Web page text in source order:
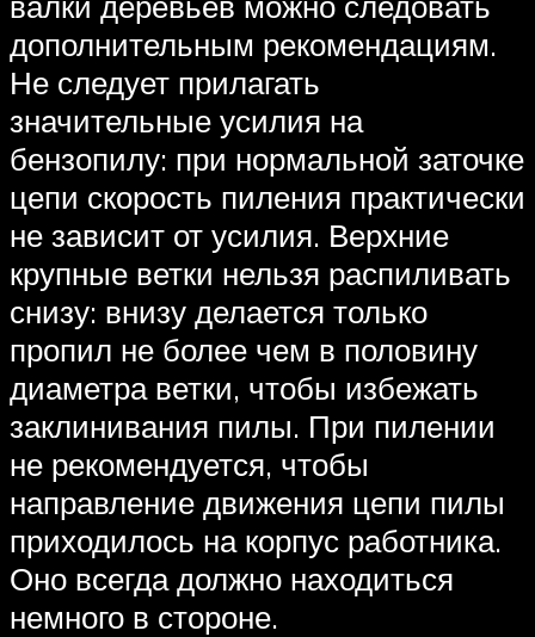
дополнительным рекомендациям.
Не следует прилагать
значительные усилия на
бензопилу: при нормальной заточке
цепи скорость пиления практически
не зависит от усилия. Верхние
крупные ветки нельзя распиливать
снизу: внизу делается только
пропил не более чем в половину
диаметра ветки, чтобы избежать
заклинивания пилы. При пилении
не рекомендуется, чтобы
направление движения цепи пилы
приходилось на корпус работника.
Оно всегда должно находиться
немного в стороне.